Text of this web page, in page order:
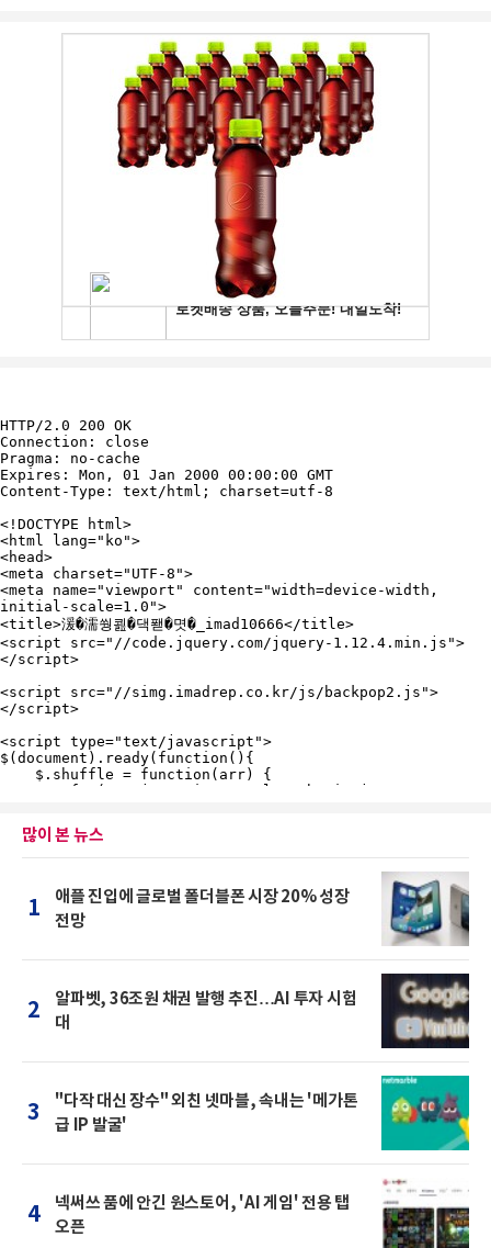
많이 본 뉴스
1
애플 진입에 글로벌 폴더블폰 시장 20% 성장
전망
2
알파벳, 36조원 채권 발행 추진…AI 투자 시험
대
3
"다작 대신 장수" 외친 넷마블, 속내는 '메가톤
급 IP 발굴'
4
넥써쓰 품에 안긴 원스토어, 'AI 게임' 전용 탭
오픈